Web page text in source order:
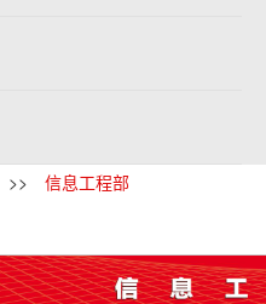
>> 信息工程部